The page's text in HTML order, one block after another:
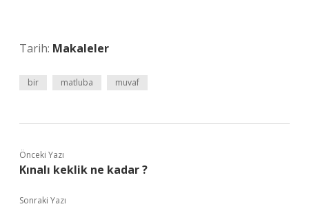
Tarih: Makaleler
bir matluba muvaf
Önceki Yazı
Kınalı keklik ne kadar ?
Sonraki Yazı